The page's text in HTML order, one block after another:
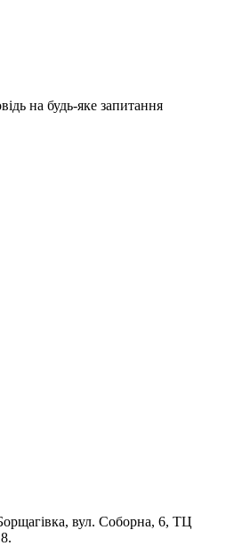
на будь-яке запитання
вул. Соборна, 6, ТЦ